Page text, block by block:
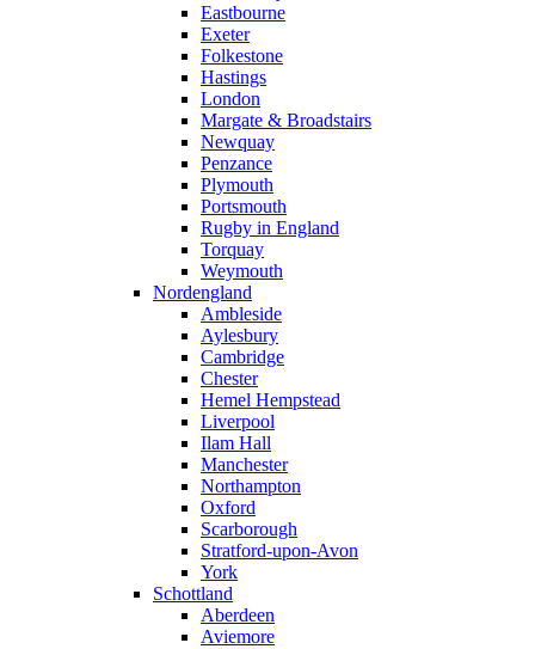
Eastbourne
Exeter
Folkestone
Hastings
London
Margate & Broadstairs
Newquay
Penzance
Plymouth
Portsmouth
Rugby in England
Torquay
Weymouth
Nordengland
Ambleside
Aylesbury
Cambridge
Chester
Hemel Hempstead
Liverpool
Ilam Hall
Manchester
Northampton
Oxford
Scarborough
Stratford-upon-Avon
York
Schottland
Aberdeen
Aviemore